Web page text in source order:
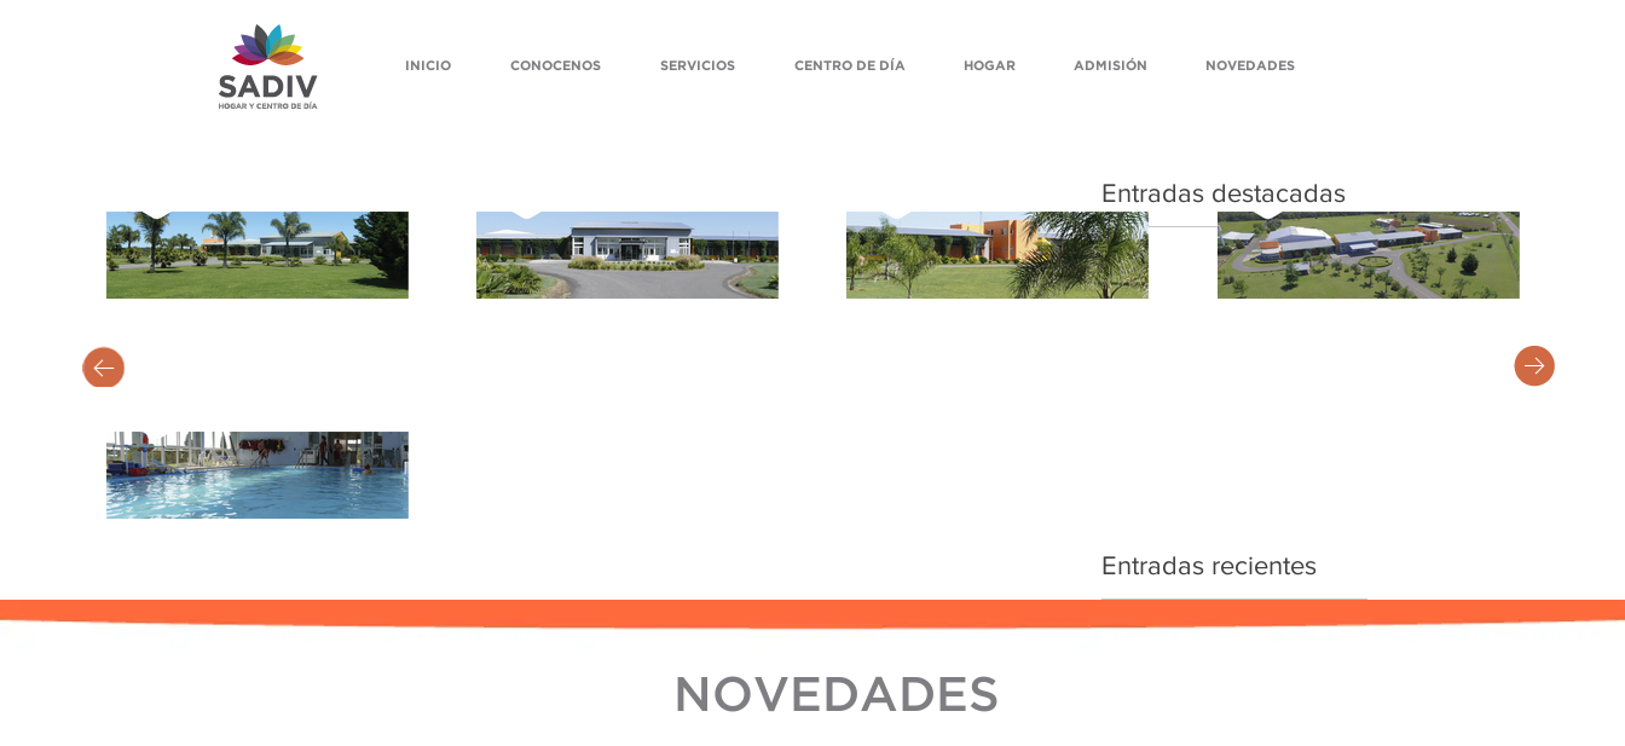
INICIO CONOCENOS SERVICIOS CENTRO DE DÍA HOGAR ADMISIÓN NOVEDADES
Entradas destacadas
Entradas recientes
NOVEDADES